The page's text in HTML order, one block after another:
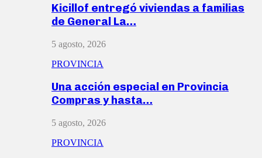
Kicillof entregó viviendas a familias
de General La…
5 agosto, 2026
PROVINCIA
Una acción especial en Provincia
Compras y hasta…
5 agosto, 2026
PROVINCIA